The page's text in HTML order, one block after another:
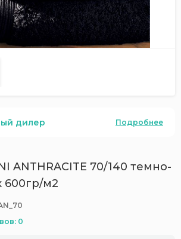
дилер Подробнее
ANTHRACITE 70/140 темно-
600гр/м2
0